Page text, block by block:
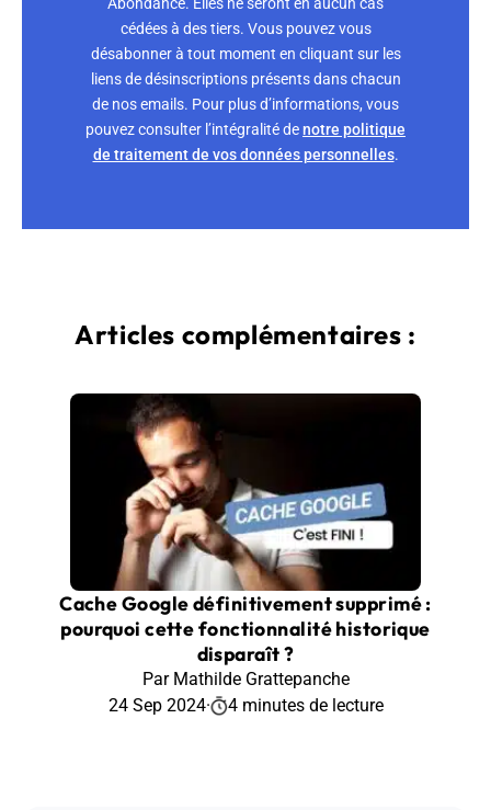
cédées à des tiers. Vous pouvez vous
désabonner à tout moment en cliquant sur les
liens de désinscriptions présents dans chacun
de nos emails. Pour plus d’informations, vous
pouvez consulter l’intégralité denotre politique
de traitement de vos données personnelles.
Articles complémentaires :
Cache Google définitivement supprimé :
pourquoi cette fonctionnalité historique
disparaît ?
Par Mathilde Grattepanche
24 Sep 2024· 4 minutes de lecture